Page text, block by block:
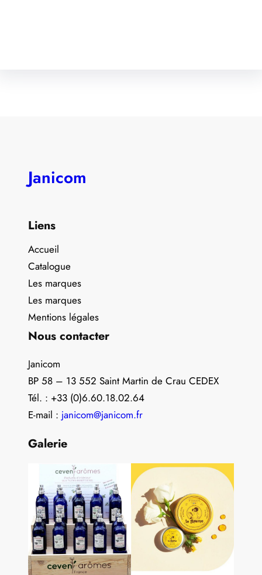
Janicom
Liens
Accueil
Catalogue
Les marques
Les marques
Mentions légales
Nous contacter
Janicom
BP 58 – 13 552 Saint Martin de Crau CEDEX
Tél. : +33 (0)6.60.18.02.64
E-mail : janicom@janicom.fr
Galerie